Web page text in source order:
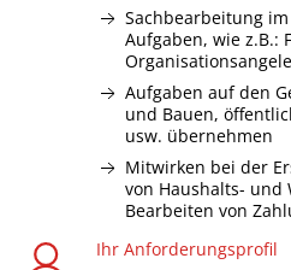
Sachbearbeitung
Aufgaben, wie z.B.:
Aufgaben auf den
und Bauen,
usw. übernehmen
Mitwirken bei der
von Haushalts-
Bearbeiten von
Ihr Anforderungsprofil